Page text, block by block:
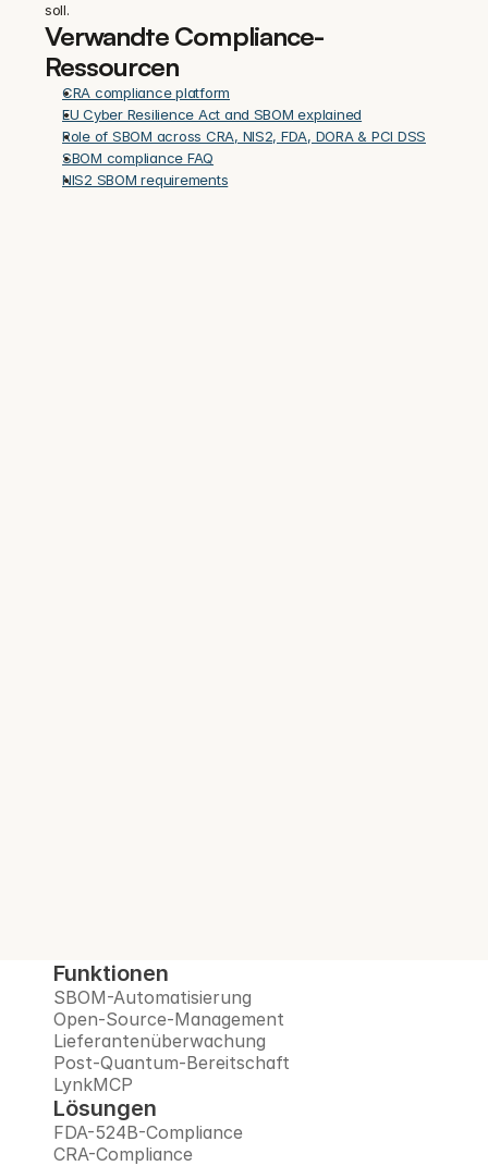
soll.
Verwandte Compliance-
Ressourcen
CRA compliance platform
EU Cyber Resilience Act and SBOM explained
Role of SBOM across CRA, NIS2, FDA, DORA & PCI DSS
SBOM compliance FAQ
NIS2 SBOM requirements
Funktionen
SBOM-Automatisierung
Open-Source-Management
Lieferantenüberwachung
Post-Quantum-Bereitschaft
LynkMCP
Lösungen
FDA-524B-Compliance
CRA-Compliance